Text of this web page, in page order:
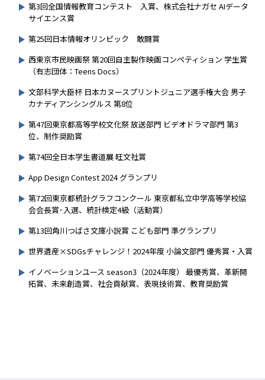
第3回全国情報教育コンテスト 入賞、株式会社ナガセ AIデータ
サイエンス賞
第25回日本情報オリンピック 敢闘賞
西東京市民映画祭 第20回自主製作映画コンペティション 学生賞
（有志団体：Teens Docs）
文部科学大臣杯 日本カヌースプリントジュニア選手権大会 男子
カナディアンシングルス 第8位
第47回東京都高等学校文化祭 放送部門 ビデオドラマ部門 第3
位、制作奨励賞
第74回全日本学生書道展 旺文社賞
App Design Contest 2024 グランプリ
第72回東京都統計グラフコンクール 東京都私立中学高等学校協
会会長賞･入選、統計検定4級（活動賞）
第13回角川つばさ文庫小説賞 こども部門 準グランプリ
世界遺産×SDGsチャレンジ！2024年度 小論文部門 優秀賞・入賞
イノベーションユース season3（2024年度） 最優秀賞、革新開
拓賞、未来創造賞、社会貢献賞、表現技術賞、教育奨励賞